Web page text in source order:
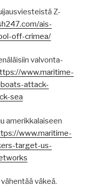
Z-
ais-
off-crimea/
valvonta-
www.maritime-
attack-
sea
amerikkalaiseen
www.maritime-
target-us-
väkeä.